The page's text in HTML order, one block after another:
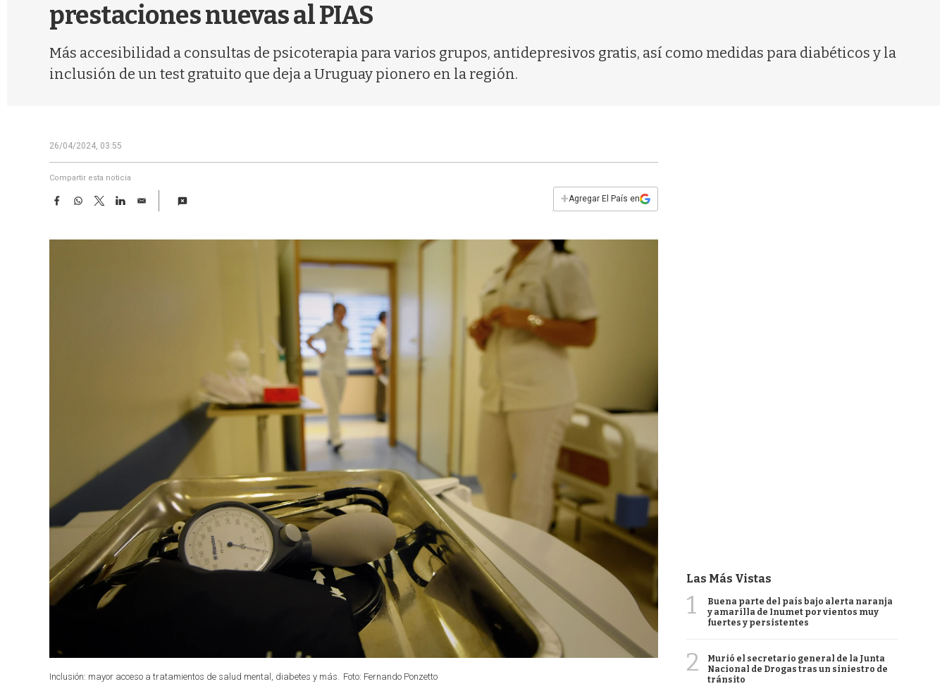
prestaciones nuevas al PIAS
Más accesibilidad a consultas de psicoterapia para varios grupos, antidepresivos gratis, así como medidas para diabéticos y la
inclusión de un test gratuito que deja a Uruguay pionero en la región.
26/04/2024, 03:55
Compartir esta noticia
F
e
W
t
T
w
t
L
k
E
i
+Agregar El País en
Inclusión: mayor acceso a tratamientos de salud mental, diabetes y más. Foto: Fernando Ponzetto
Las Más Vistas
1
Buena parte del país bajo alerta naranja
y amarilla de Inumet por vientos muy
fuertes y persistentes
2
Murió el secretario general de la Junta
Nacional de Drogas tras un siniestro de
tránsito